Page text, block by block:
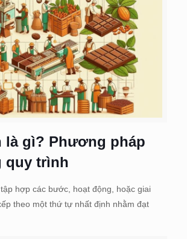
là gì? Phương pháp
quy trình
hợp các bước, hoạt động, hoặc giai
theo một thứ tự nhất định nhằm đạt